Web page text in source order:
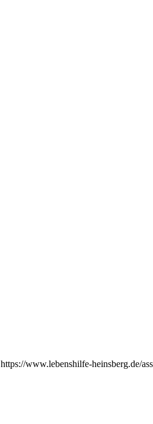
https://www.lebenshilfe-heinsberg.de/